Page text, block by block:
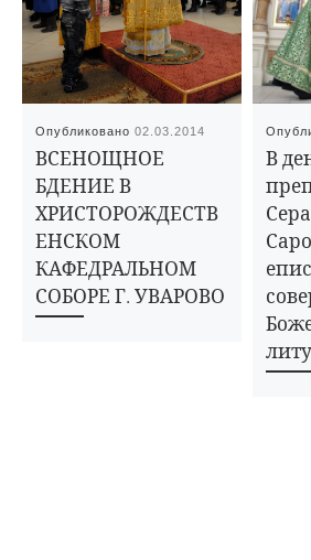
Опубликовано02.03.2014
ВСЕНОЩНОЕ
БДЕНИЕ В
ХРИСТОРОЖДЕСТВ
ЕНСКОМ
КАФЕДРАЛЬНОМ
СОБОРЕ Г. УВАРОВО
В